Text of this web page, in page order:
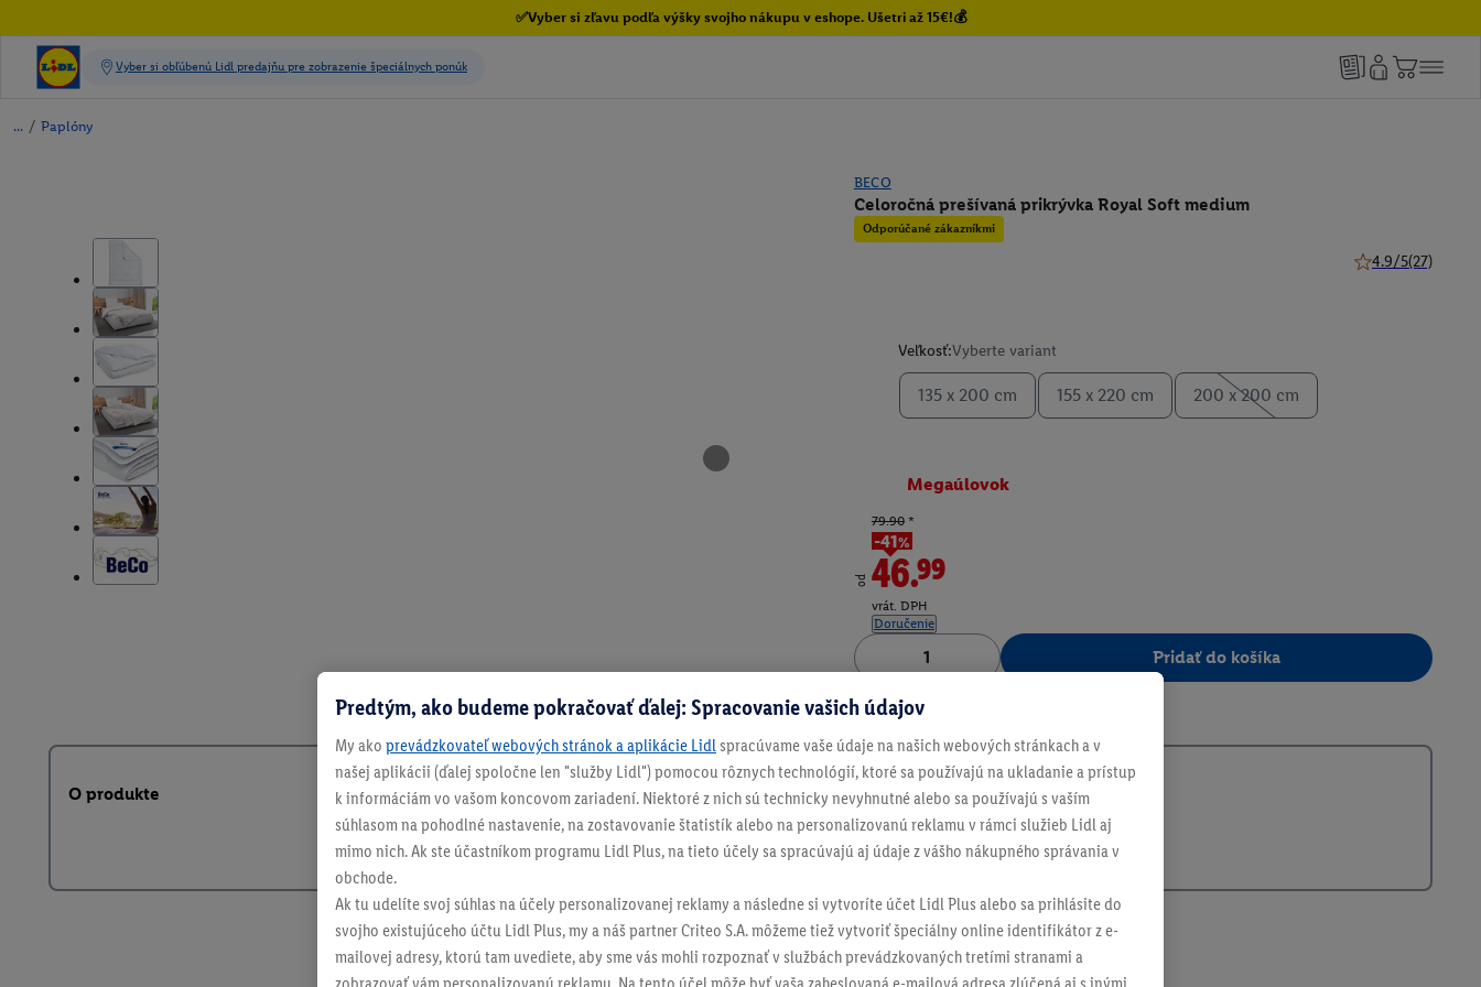
✅Vyber si zľavu podľa výšky svojho nákupu v eshope. Ušetri až 15€!💰
/ Paplóny
BECO
Celoročná prešívaná prikrývka Royal Soft medium
Odporúčané zákazníkmi
4.9/5(27)
Veľkosť:Vyberte variant
135 x 200 cm 155 x 220 cm 200 x 200 cm
Megaúlovok
od
79.90*
-41%
46.99
vrát. DPH
Doručenie
Pridať do košíka
Číslo produktu:
O produkte
Predtým, ako budeme pokračovať ďalej: Spracovanie vašich údajov
My ako prevádzkovateľ webových stránok a aplikácie Lidl spracúvame vaše údaje na našich webových stránkach a v
našej aplikácii (ďalej spoločne len "služby Lidl") pomocou rôznych technológií, ktoré sa používajú na ukladanie a prístup
k informáciám vo vašom koncovom zariadení. Niektoré z nich sú technicky nevyhnutné alebo sa používajú s vaším
súhlasom na pohodlné nastavenie, na zostavovanie štatistík alebo na personalizovanú reklamu v rámci služieb Lidl aj
mimo nich. Ak ste účastníkom programu Lidl Plus, na tieto účely sa spracúvajú aj údaje z vášho nákupného správania v
obchode.
Ak tu udelíte svoj súhlas na účely personalizovanej reklamy a následne si vytvoríte účet Lidl Plus alebo sa prihlásite do
svojho existujúceho účtu Lidl Plus, my a náš partner Criteo S.A. môžeme tiež vytvoriť špeciálny online identifikátor z e-
mailovej adresy, ktorú tam uvediete, aby sme vás mohli rozpoznať v službách prevádzkovaných tretími stranami a